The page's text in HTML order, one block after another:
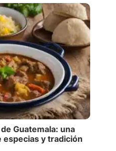
Guatemala: una
especias y tradición